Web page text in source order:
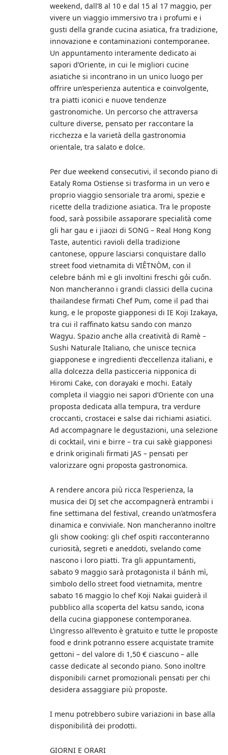
weekend, dall’8 al 10 e dal 15 al 17 maggio, per
vivere un viaggio immersivo tra i profumi e i
gusti della grande cucina asiatica, fra tradizione,
innovazione e contaminazioni contemporanee.
Un appuntamento interamente dedicato ai
sapori d’Oriente, in cui le migliori cucine
asiatiche si incontrano in un unico luogo per
offrire un’esperienza autentica e coinvolgente,
tra piatti iconici e nuove tendenze
gastronomiche. Un percorso che attraversa
culture diverse, pensato per raccontare la
ricchezza e la varietà della gastronomia
orientale, tra salato e dolce.
Per due weekend consecutivi, il secondo piano di
Eataly Roma Ostiense si trasforma in un vero e
proprio viaggio sensoriale tra aromi, spezie e
ricette della tradizione asiatica. Tra le proposte
food, sarà possibile assaporare specialità come
gli har gau e i jiaozi di SONG – Real Hong Kong
Taste, autentici ravioli della tradizione
cantonese, oppure lasciarsi conquistare dallo
street food vietnamita di VIÊTNÒM, con il
celebre bánh mì e gli involtini freschi gỏi cuốn.
Non mancheranno i grandi classici della cucina
thailandese firmati Chef Pum, come il pad thai
kung, e le proposte giapponesi di IE Koji Izakaya,
tra cui il raffinato katsu sando con manzo
Wagyu. Spazio anche alla creatività di Ramè –
Sushi Naturale Italiano, che unisce tecnica
giapponese e ingredienti d’eccellenza italiani, e
alla dolcezza della pasticceria nipponica di
Hiromi Cake, con dorayaki e mochi. Eataly
completa il viaggio nei sapori d’Oriente con una
proposta dedicata alla tempura, tra verdure
croccanti, crostacei e salse dai richiami asiatici.
Ad accompagnare le degustazioni, una selezione
di cocktail, vini e birre – tra cui sakè giapponesi
e drink originali firmati JAS – pensati per
valorizzare ogni proposta gastronomica.
A rendere ancora più ricca l’esperienza, la
musica dei DJ set che accompagnerà entrambi i
fine settimana del festival, creando un’atmosfera
dinamica e conviviale. Non mancheranno inoltre
gli show cooking: gli chef ospiti racconteranno
curiosità, segreti e aneddoti, svelando come
nascono i loro piatti. Tra gli appuntamenti,
sabato 9 maggio sarà protagonista il bánh mì,
simbolo dello street food vietnamita, mentre
sabato 16 maggio lo chef Koji Nakai guiderà il
pubblico alla scoperta del katsu sando, icona
della cucina giapponese contemporanea.
L’ingresso all’evento è gratuito e tutte le proposte
food e drink potranno essere acquistate tramite
gettoni – del valore di 1,50 € ciascuno – alle
casse dedicate al secondo piano. Sono inoltre
disponibili carnet promozionali pensati per chi
desidera assaggiare più proposte.
I menu potrebbero subire variazioni in base alla
disponibilità dei prodotti.
GIORNI E ORARI